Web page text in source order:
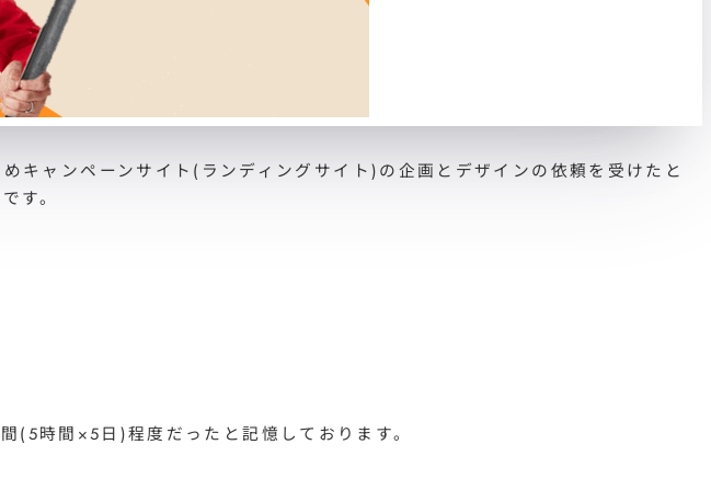
キャンペーンサイト(ランディングサイト)の企画とデザインの依頼を受けたと
す。
時間×5日)程度だったと記憶しております。